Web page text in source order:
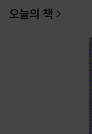
오늘의 책